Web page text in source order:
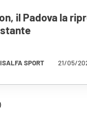
il Padova la
SPORT 21/05/